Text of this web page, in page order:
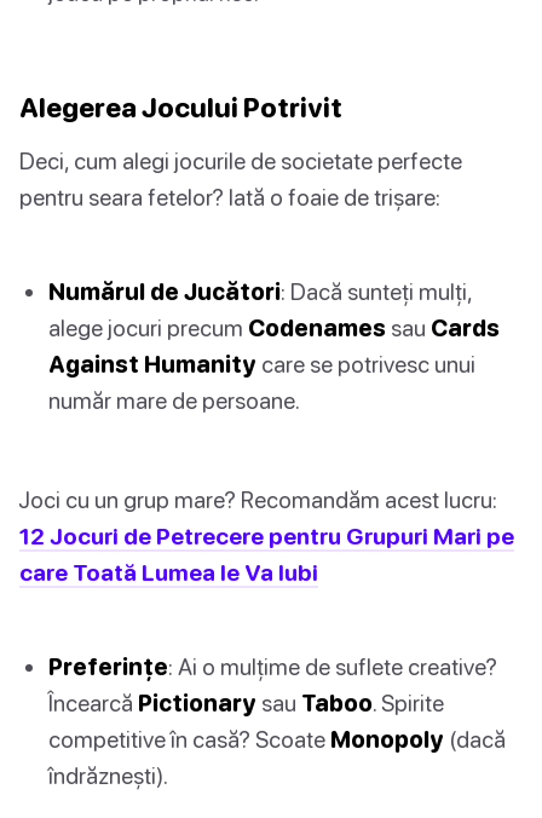
Alegerea Jocului Potrivit
Deci, cum alegi jocurile de societate perfecte
pentru seara fetelor? Iată o foaie de trișare:
Numărul de Jucători: Dacă sunteți mulți,
alege jocuri precum Codenames sau Cards
Against Humanity care se potrivesc unui
număr mare de persoane.
Joci cu un grup mare? Recomandăm acest lucru:
12 Jocuri de Petrecere pentru Grupuri Mari pe
care Toată Lumea le Va Iubi
Preferințe: Ai o mulțime de suflete creative?
Încearcă Pictionary sau Taboo. Spirite
competitive în casă? Scoate Monopoly (dacă
îndrăznești).